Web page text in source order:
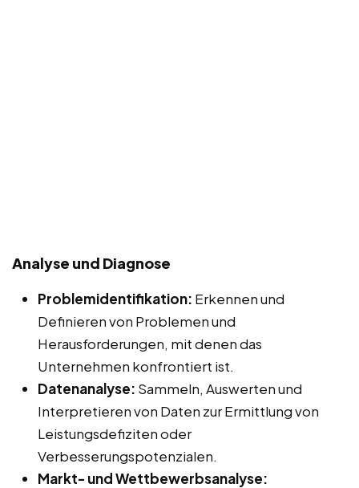
Analyse und Diagnose
Problemidentifikation: Erkennen und
Definieren von Problemen und
Herausforderungen, mit denen das
Unternehmen konfrontiert ist.
Datenanalyse: Sammeln, Auswerten und
Interpretieren von Daten zur Ermittlung von
Leistungsdefiziten oder
Verbesserungspotenzialen.
Markt- und Wettbewerbsanalyse: